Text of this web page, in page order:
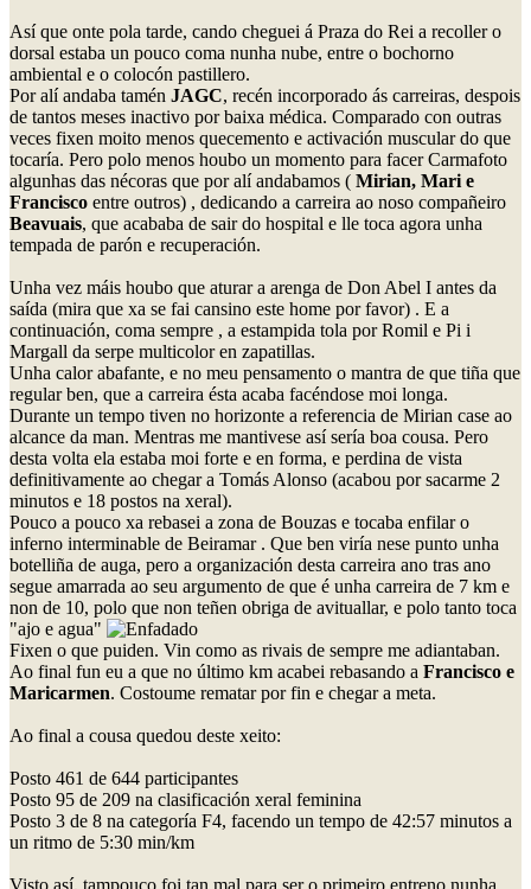
Así que onte pola tarde, cando cheguei á Praza do Rei a recoller o
dorsal estaba un pouco coma nunha nube, entre o bochorno
ambiental e o colocón pastillero.
Por alí andaba tamén JAGC, recén incorporado ás carreiras, despois
de tantos meses inactivo por baixa médica. Comparado con outras
veces fixen moito menos quecemento e activación muscular do que
tocaría. Pero polo menos houbo un momento para facer Carmafoto
algunhas das nécoras que por alí andabamos ( Mirian, Mari e
Francisco entre outros) , dedicando a carreira ao noso compañeiro
Beavuais, que acababa de sair do hospital e lle toca agora unha
tempada de parón e recuperación.
Unha vez máis houbo que aturar a arenga de Don Abel I antes da
saída (mira que xa se fai cansino este home por favor) . E a
continuación, coma sempre , a estampida tola por Romil e Pi i
Margall da serpe multicolor en zapatillas.
Unha calor abafante, e no meu pensamento o mantra de que tiña que
regular ben, que a carreira ésta acaba facéndose moi longa.
Durante un tempo tiven no horizonte a referencia de Mirian case ao
alcance da man. Mentras me mantivese así sería boa cousa. Pero
desta volta ela estaba moi forte e en forma, e perdina de vista
definitivamente ao chegar a Tomás Alonso (acabou por sacarme 2
minutos e 18 postos na xeral).
Pouco a pouco xa rebasei a zona de Bouzas e tocaba enfilar o
inferno interminable de Beiramar . Que ben viría nese punto unha
botelliña de auga, pero a organización desta carreira ano tras ano
segue amarrada ao seu argumento de que é unha carreira de 7 km e
non de 10, polo que non teñen obriga de avituallar, e polo tanto toca
"ajo e agua"
Fixen o que puiden. Vin como as rivais de sempre me adiantaban.
Ao final fun eu a que no último km acabei rebasando a Francisco e
Maricarmen. Costoume rematar por fin e chegar a meta.
Ao final a cousa quedou deste xeito:
Posto 461 de 644 participantes
Posto 95 de 209 na clasificación xeral feminina
Posto 3 de 8 na categoría F4, facendo un tempo de 42:57 minutos a
un ritmo de 5:30 min/km
Visto así, tampouco foi tan mal para ser o primeiro entreno nunha